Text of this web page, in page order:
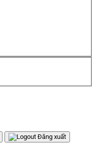
Đăng xuất